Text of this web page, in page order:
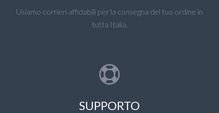
Usiamo corrieri affidabili per la consegna del tuo ordine in
tutta Italia.
SUPPORTO